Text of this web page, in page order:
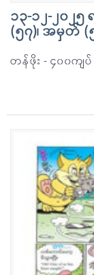
၁၃-၁၂-၂၀၂
(၅၇)၊ အမှတ်
တန်ဖိုး - ၄၀၀ကျပ်